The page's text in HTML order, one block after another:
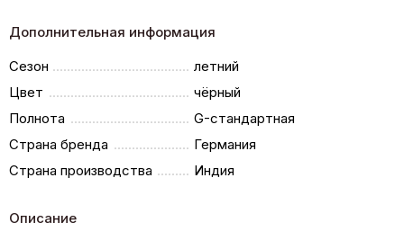
Дополнительная информация
Сезон
летний
Цвет
чёрный
Полнота
G-стандартная
Страна бренда
Германия
Страна производства
Индия
Описание